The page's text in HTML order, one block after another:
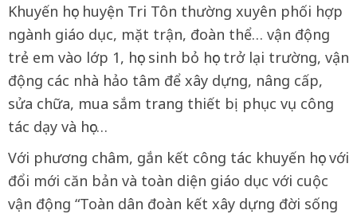
Khuyến học huyện Tri Tôn thường xuyên phối hợp
ngành giáo dục, mặt trận, đoàn thể… vận động
trẻ em vào lớp 1, học sinh bỏ học trở lại trường, vận
động các nhà hảo tâm để xây dựng, nâng cấp,
sửa chữa, mua sắm trang thiết bị phục vụ công
tác dạy và học…
Với phương châm, gắn kết công tác khuyến học với
đổi mới căn bản và toàn diện giáo dục với cuộc
vận động “Toàn dân đoàn kết xây dựng đời sống